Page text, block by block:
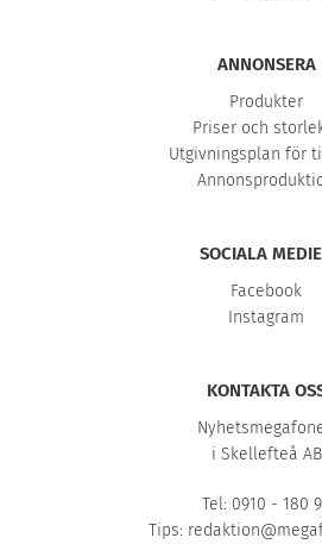
ANNONSERA
Produkter
Priser och
Utgivningsplan för
SOCIALA
Facebook
Instagram
KONTAKTA
i Skellefteå AB
Tel: 0910 - 180
Tips: